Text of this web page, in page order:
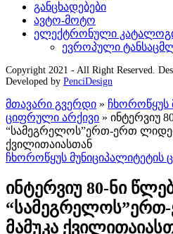
განცხადებები
ავტო-მოტო
ელექტრონული
ევროპული
Copyright 2021 - All Right Reserved.
Developed by PenciDesign
მთავარი გვერდი » ჩხოროწყუს
ციფრული არქივი » ინტერვიუ
“სამეგრელოს”ერთ-ერთ
ქვილითაიასთან
ჩხოროწყუს მუნიციპალიტეტის
ინტერვიუ 80-ნი
მამუკა